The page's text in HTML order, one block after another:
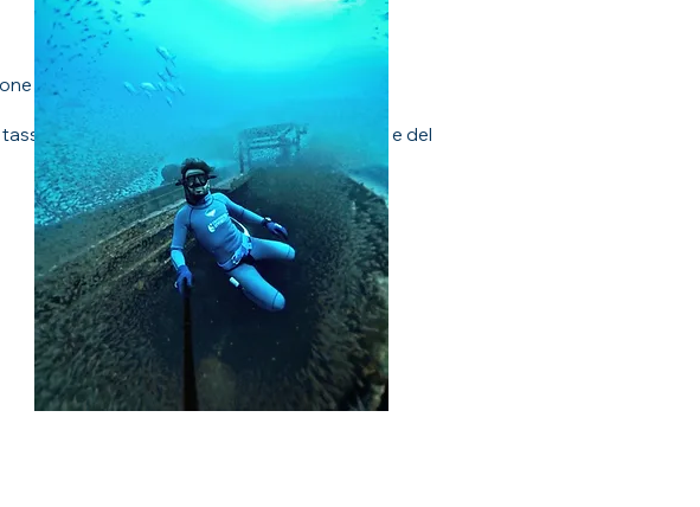
Crossover AIDA2 / Wave 1 .
per la piscina, copia digitale del manuale e del